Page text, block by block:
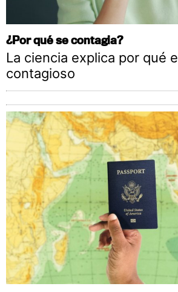
¿Por qué se contagia?
La ciencia explica por qué
contagioso